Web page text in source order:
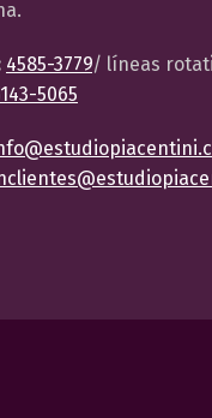
4585-3779/ líneas
5065